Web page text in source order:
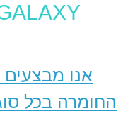
אנו מבצעים
החומרה בכל